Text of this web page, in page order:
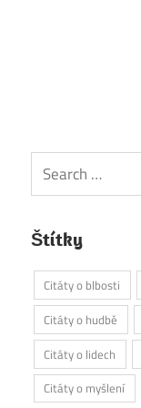
Štítky
Citáty o blbosti
Citáty o hudbě
Citáty o lidech
Citáty o myšlení